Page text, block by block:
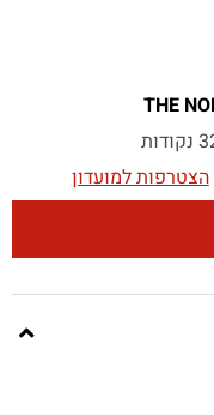
הצטרפות למועדון